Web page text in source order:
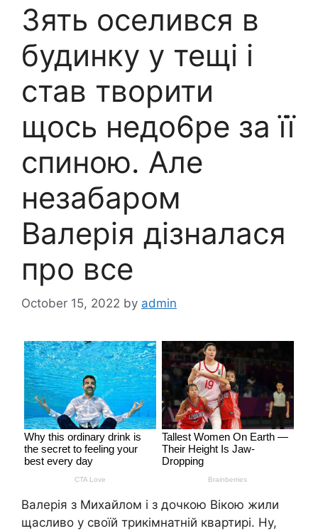
Зять оселився в
будинку у тещі і
став творити
щось недо6ре за її
спиною. Але
незабаром
Bалерія дізналася
про все
October 15, 2022 by admin
Валерія з Михайлом і з дочкою Вікою жили
щасливо у своїй трикімнатній квартирі. Ну,